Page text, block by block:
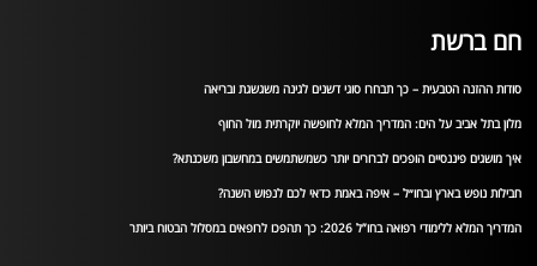
חם ברשת
סודות ההזנה הטבעית – כך תבחרו סוגי דשנים לגינה משגשגת ובריאה
מלון בתל אביב על הים: המדריך המלא לחופשה יוקרתית מול החוף
איך מושגים פיננסיים הופכים לברורים יותר כשמשתמשים במחשבון משכנתא?
חבילות נופש בארץ ובחו״ל – איפה באמת כדאי לכם לנפוש השנה?
המדריך המלא ללימודי רפואה בחו”ל 2026: כך תהפכו לרופאים במסלול הבטוח ביותר